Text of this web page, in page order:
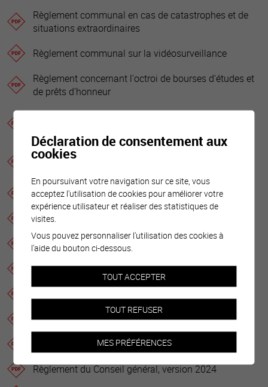
Règlement communal en cas de catastrophes et de
situations extraordinaires
Règlement communal sur la vidéosurveillance
Règlement concernant l'octroi de bourses d'études et
de prêts d'honneur
Règlement concernant les prélèvements d’eau dans
Règlement d'utilisation de la Grande Salle
Règlement d'utilisation de la salle Antoine
Règlement d'utilisation des abris de protection civile
Règlement de construction et de zones (RCCZ)
Règlement de protection de l’environnement
Règlement des Bus Sierrois
Règlement du Conseil général, version 2024
Déclaration de consentement aux
cookies
En poursuivant votre navigation sur ce site, vous
acceptez l'utilisation de cookies pour améliorer votre
expérience utilisateur et réaliser des statistiques de
visites.
Vous pouvez personnaliser l'utilisation des cookies à
l'aide du bouton ci-dessous.
TOUT ACCEPTER
TOUT REFUSER
MES PRÉFÉRENCES